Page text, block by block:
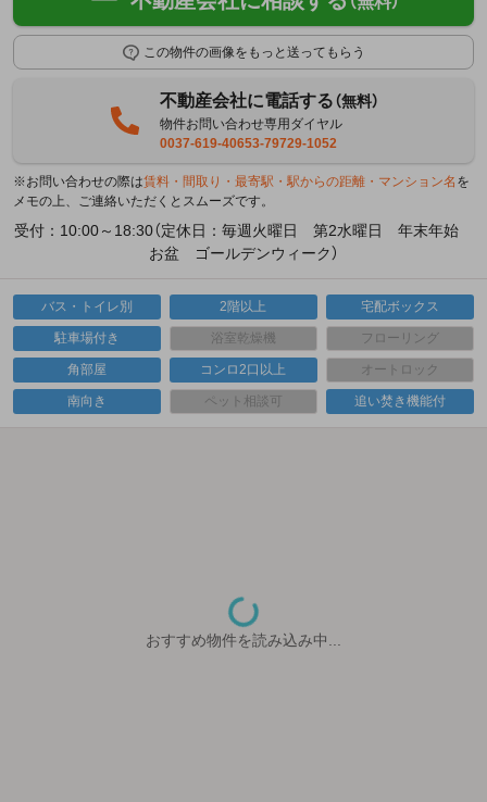
この物件の画像をもっと送ってもらう
不動産会社に電話する（無料）
物件お問い合わせ専用ダイヤル
0037-619-40653-79729-1052
※お問い合わせの際は賃料・間取り・最寄駅・駅からの距離・マンション名 を
メモの上、ご連絡いただくとスムーズです。
受付：10:00～18:30（定休日：毎週火曜日 第2水曜日 年末年始
お盆 ゴールデンウィーク）
バス・トイレ別 2階以上 宅配ボックス
駐車場付き 浴室乾燥機 フローリング
角部屋 コンロ2口以上 オートロック
南向き ペット相談可 追い焚き機能付
おすすめ物件を読み込み中...